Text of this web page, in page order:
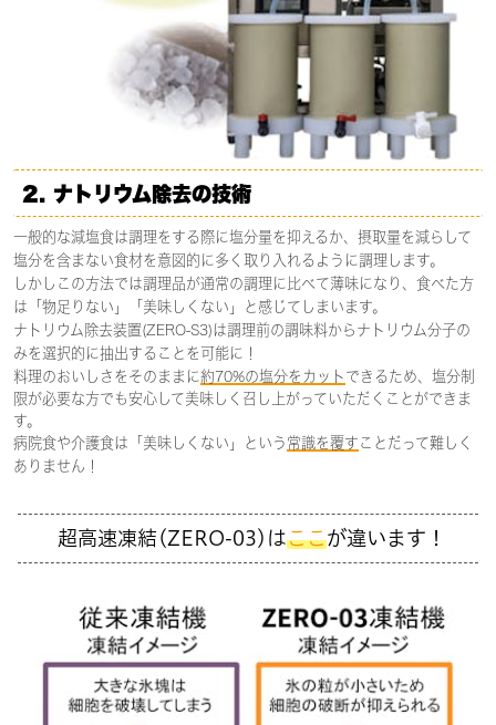
2. ナトリウム除去の技術
一般的な減塩食は調理をする際に塩分量を抑えるか、摂取量を減らして
塩分を含まない食材を意図的に多く取り入れるように調理します。
しかしこの方法では調理品が通常の調理に比べて薄味になり、食べた方
は「物足りない」「美味しくない」と感じてしまいます。
ナトリウム除去装置(ZERO-S3)は調理前の調味料からナトリウム分子の
みを選択的に抽出することを可能に！
料理のおいしさをそのままに約70%の塩分をカットできるため、塩分制
限が必要な方でも​安心して美味しく召し上がっていただくことができま
す。
病院食や介護食は「美味しくない」という常識を覆すことだって難しく
ありません！
超高速凍結(ZERO-03)はここが違います！